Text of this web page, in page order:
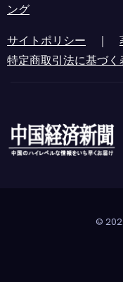
ング
サイトポリシー ｜
特定商取引法に基づく
©